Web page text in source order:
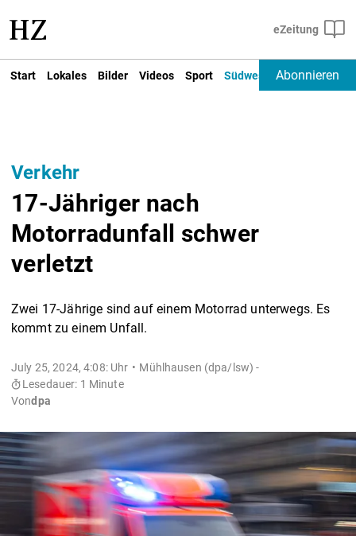
Start Lokales Bilder Videos Sport Südwest Deutschland
Abonnieren
Verkehr
17-Jähriger nach
Motorradunfall schwer
verletzt
Zwei 17-Jährige sind auf einem Motorrad unterwegs. Es
kommt zu einem Unfall.
July 25, 2024, 4:08: Uhr
Mühlhausen (dpa/lsw) -
Lesedauer: 1 Minute
Vondpa